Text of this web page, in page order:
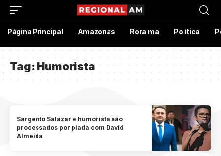
Página Principal Amazonas Roraima Política
Tag: Humorista
Sargento Salazar e humorista são
processados por piada com David
Almeida